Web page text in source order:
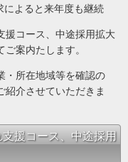
によると来年度も継続
援コース、中途採用拡大
案内たします。
・所在地域等を確認の
紹介させていただきま
支援コース、中途採用